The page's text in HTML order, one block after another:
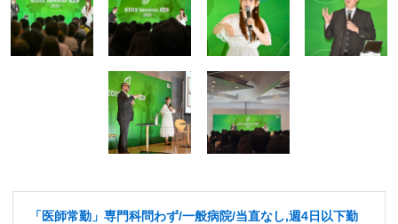
「医師常勤」専門科問わず/一般病院/当直なし,週4日以下勤